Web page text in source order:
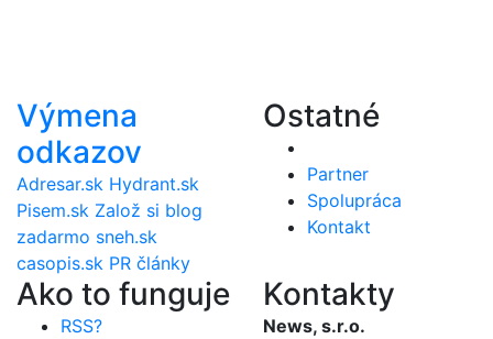
Výmena
odkazov
Adresar.sk Hydrant.sk
Pisem.sk Založ si blog
zadarmo sneh.sk
casopis.sk PR články
Ostatné
Partner
Spolupráca
Kontakt
Ako to funguje
RSS?
Kontakty
News, s.r.o.